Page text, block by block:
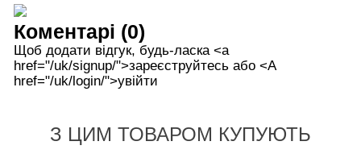
Коментарі (0)
Щоб додати відгук, будь-ласка <а
href="/uk/signup/">зареєструйтесь або <А
href="/uk/login/">увійти
З ЦИМ ТОВАРОМ КУПУЮТЬ